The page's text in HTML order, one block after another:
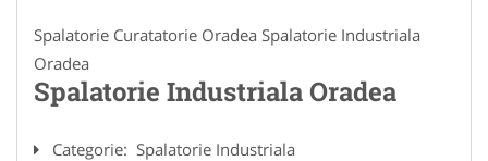
Spalatorie Curatatorie Oradea Spalatorie Industriala
Oradea
Spalatorie Industriala Oradea
Categorie: Spalatorie Industriala